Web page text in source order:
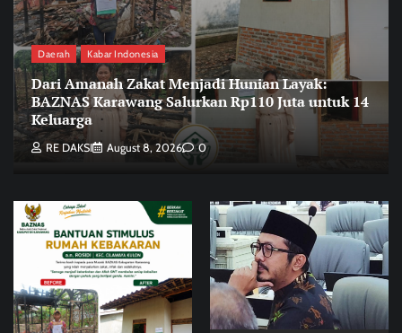
Daerah Kabar Indonesia
Dari Amanah Zakat Menjadi Hunian Layak:
BAZNAS Karawang Salurkan Rp110 Juta untuk 14
Keluarga
RE DAKSI August 8, 2026 0